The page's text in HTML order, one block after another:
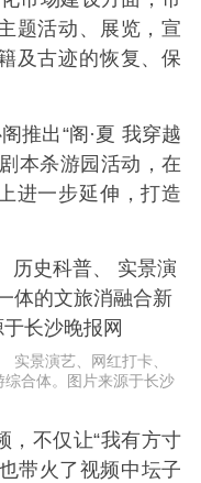
题活动、展览，宣
及古迹的恢复、保
推出“阁·夏 我穿越
本杀游园活动，在
进一步延伸，打造
实景演艺、网红打卡、
合体。图片来源于长沙
，不仅让“我有方寸
带火了视频中坛子